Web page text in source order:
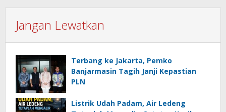
Jangan Lewatkan
Terbang ke Jakarta, Pemko
Banjarmasin Tagih Janji Kepastian
PLN
Listrik Udah Padam, Air Ledeng